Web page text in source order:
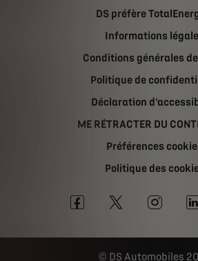
DS préfère
Informations
Conditions générales
Politique de
Déclaration
ME RÉTRACTER DU
Préférences
Politique des
DS Automobiles